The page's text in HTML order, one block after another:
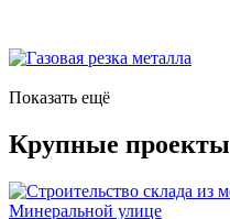
Показать ещё
Крупные проекты